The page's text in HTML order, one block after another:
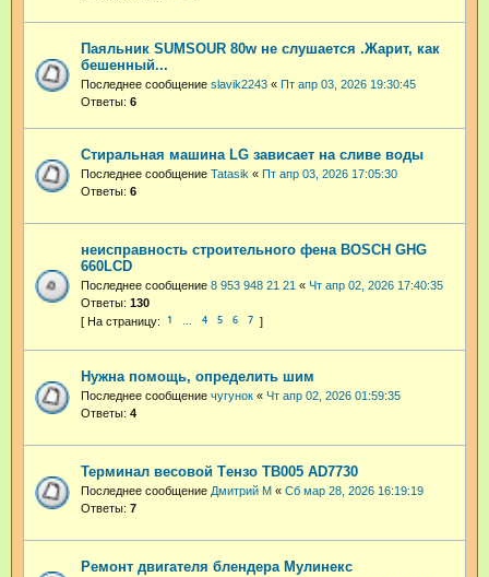
Паяльник SUMSOUR 80w не слушается .Жарит, как
бешенный...
Последнее сообщение slavik2243 « Пт апр 03, 2026 19:30:45
Ответы: 6
Стиральная машина LG зависает на сливе воды
Последнее сообщение Tatasik « Пт апр 03, 2026 17:05:30
Ответы: 6
неисправность строительного фена BOSCH GHG
660LСD
Последнее сообщение 8 953 948 21 21 « Чт апр 02, 2026 17:40:35
Ответы: 130
1 4 5 6 7
Нужна помощь, определить шим
Последнее сообщение чугунок « Чт апр 02, 2026 01:59:35
Ответы: 4
Терминал весовой Tензо ТВ005 AD7730
Последнее сообщение Дмитрий М « Сб мар 28, 2026 16:19:19
Ответы: 7
Ремонт двигателя блендера Мулинекс